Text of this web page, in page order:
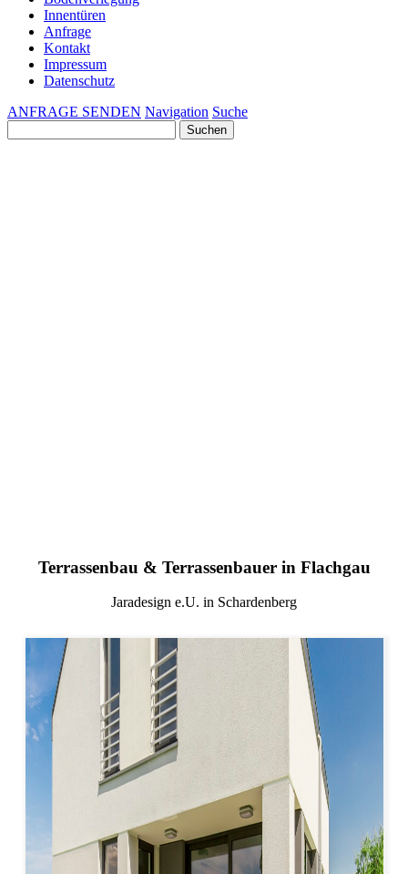
Innentüren
Anfrage
Kontakt
Impressum
Datenschutz
ANFRAGE SENDEN Navigation Suche
nach:
Terrassenbau & Terrassenbauer in Flachgau
Jaradesign e.U. in Schardenberg